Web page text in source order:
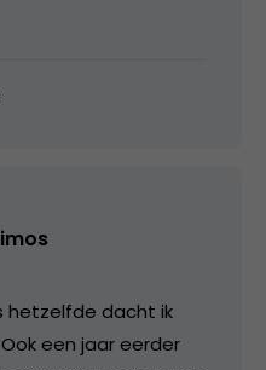
hetzelfde dacht ik
een jaar eerder